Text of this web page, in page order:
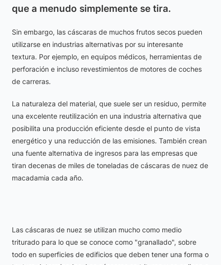
que a menudo simplemente se tira.
Sin embargo, las cáscaras de muchos frutos secos pueden
utilizarse en industrias alternativas por su interesante
textura. Por ejemplo, en equipos médicos, herramientas de
perforación e incluso revestimientos de motores de coches
de carreras.
La naturaleza del material, que suele ser un residuo, permite
una excelente reutilización en una industria alternativa que
posibilita una producción eficiente desde el punto de vista
energético y una reducción de las emisiones. También crean
una fuente alternativa de ingresos para las empresas que
tiran decenas de miles de toneladas de cáscaras de nuez de
macadamia cada año.
Las cáscaras de nuez se utilizan mucho como medio
triturado para lo que se conoce como "granallado", sobre
todo en superficies de edificios que deben tener una forma o